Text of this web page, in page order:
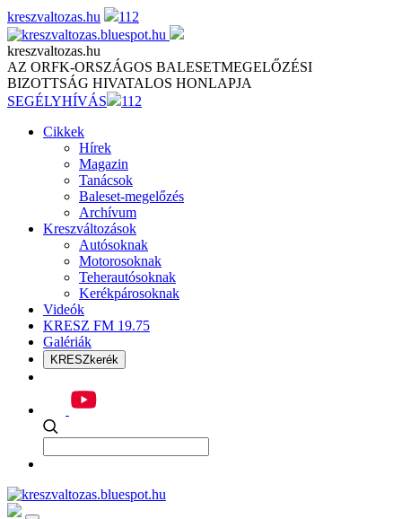
Skip
to
content
kreszvaltozas.hu 112
kreszvaltozas.hu
AZ ORFK-ORSZÁGOS BALESETMEGELŐZÉSI
BIZOTTSÁG HIVATALOS HONLAPJA
SEGÉLYHÍVÁS
112
Cikkek
Hírek
Magazin
Tanácsok
Baleset-megelőzés
Archívum
Kreszváltozások
Autósoknak
Motorosoknak
Teherautósoknak
Kerékpárosoknak
Videók
KRESZ FM 19.75
Galériák
KRESZkerék